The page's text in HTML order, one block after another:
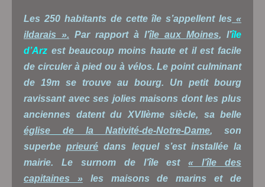
Les 250 habitants de cette île s’appellent les «
ildarais ». Par rapport à l’île aux Moines, l’île
d’Arz est beaucoup moins haute et il est facile
de circuler à pied ou à vélos. Le point culminant
de 19m se trouve au bourg. Un petit bourg
ravissant avec ses jolies maisons dont les plus
anciennes datent du XVIIème siècle, sa belle
église
de la Nativité-de-Notre-Dame, son
superbeprieuré dans lequel s’est installée la
mairie. Le surnom de l’île est« l’île des
capitaines »les maisons de marins et de